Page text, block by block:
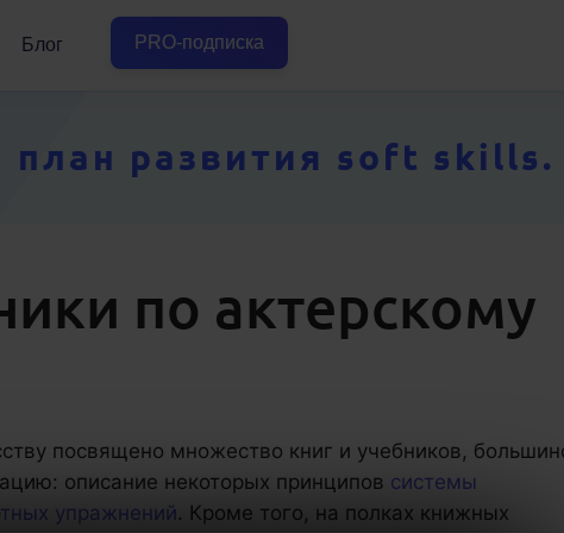
Блог PRO-подписка
развития soft skills.
по актерскому
посвящено множество книг и учебников,
описание некоторых принципов системы
упражнений. Кроме того, на полках книжных